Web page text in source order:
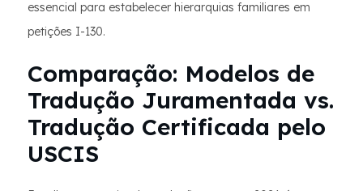
essencial para estabelecer hierarquias familiares em
petições I-130.
Comparação: Modelos de
Tradução Juramentada vs.
Tradução Certificada pelo
USCIS